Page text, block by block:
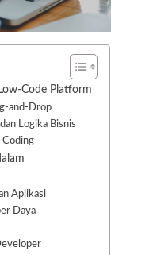
Code Platform
and-Drop
Logika Bisnis
Coding
Aplikasi
Daya